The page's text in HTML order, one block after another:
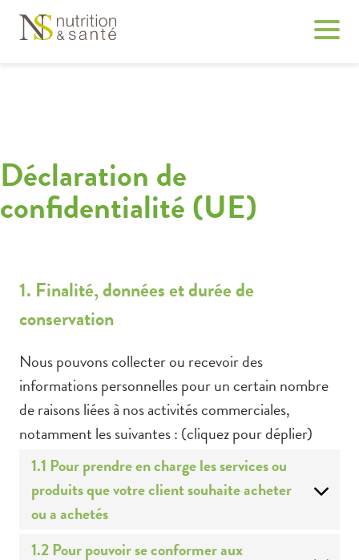
Déclaration de
confidentialité (UE)
1. Finalité, données et durée de
conservation
Nous pouvons collecter ou recevoir des
informations personnelles pour un certain nombre
de raisons liées à nos activités commerciales,
notamment les suivantes : (cliquez pour déplier)
1.1 Pour prendre en charge les services ou
produits que votre client souhaite acheter
ou a achetés
1.2 Pour pouvoir se conformer aux